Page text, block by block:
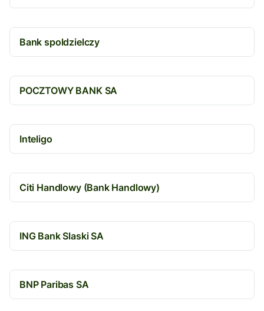
Bank spoldzielczy
POCZTOWY BANK SA
Inteligo
Citi Handlowy (Bank Handlowy)
ING Bank Slaski SA
BNP Paribas SA